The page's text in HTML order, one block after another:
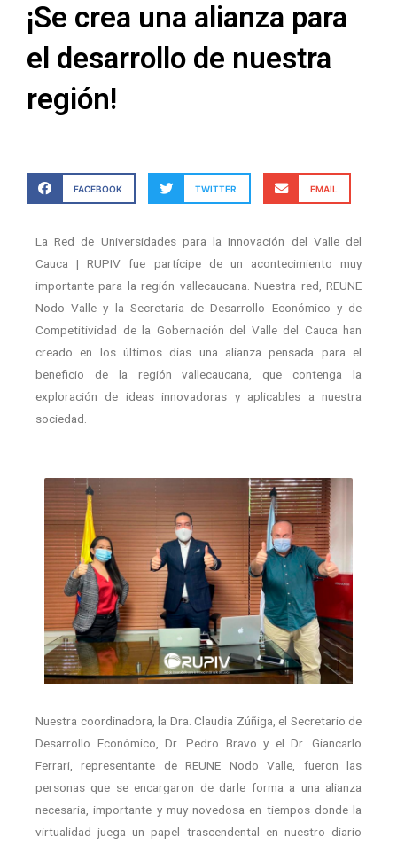
¡Se crea una alianza para
el desarrollo de nuestra
región!
FACEBOOK TWITTER EMAIL
La Red de Universidades para la Innovación del Valle del
Cauca | RUPIV fue partícipe de un acontecimiento muy
importante para la región vallecaucana. Nuestra red, REUNE
Nodo Valle y la Secretaria de Desarrollo Económico y de
Competitividad de la Gobernación del Valle del Cauca han
creado en los últimos dias una alianza pensada para el
beneficio de la región vallecaucana, que contenga la
exploración de ideas innovadoras y aplicables a nuestra
sociedad.
Nuestra coordinadora, la Dra. Claudia Zúñiga, el Secretario de
Desarrollo Económico, Dr. Pedro Bravo y el Dr. Giancarlo
Ferrari, representante de REUNE Nodo Valle, fueron las
personas que se encargaron de darle forma a una alianza
necesaria, importante y muy novedosa en tiempos donde la
virtualidad juega un papel trascendental en nuestro diario